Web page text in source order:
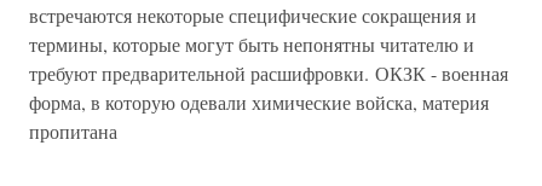
встречаются некоторые специфические сокращения и
термины, которые могут быть непонятны читателю и
требуют предварительной расшифровки. ОКЗК - военная
форма, в которую одевали химические войска, материя
пропитана